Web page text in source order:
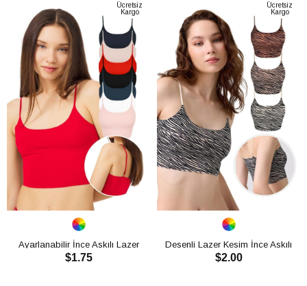
Ücretsiz
Kargo
Ayarlanabilir İnce Askılı Lazer
Kesim Kadın Crop Büstiyer
$1.75
Ücretsiz
Kargo
Desenli Lazer Kesim İnce Askılı
Crop Top CH1760
$2.00